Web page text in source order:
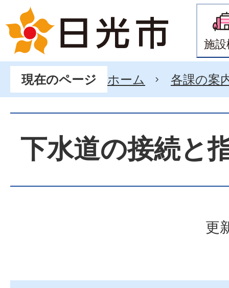
施
現在のページ ホーム 各課の案
下水道の接続と
更